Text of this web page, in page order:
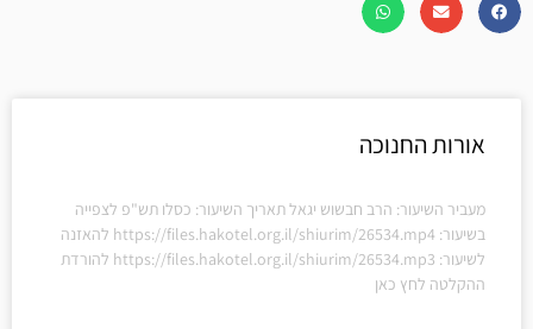
אורות החנוכה
מעביר השיעור: הרב חבשוש יגאל תאריך השיעור: כסלו תש"פ לצפייה
בשיעור: https://files.hakotel.org.il/shiurim/26534.mp4 להאזנה
לשיעור: https://files.hakotel.org.il/shiurim/26534.mp3 להורדת
ההקלטה לחץ כאן